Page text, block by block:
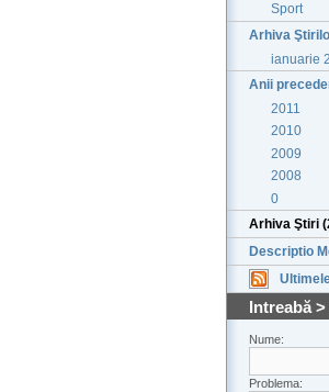
Sport
Arhiva
ianuarie
Anii
2011
2010
2009
2008
0
Arhiva Ştiri
Descriptio
Intreabă
Nume:
Problema: